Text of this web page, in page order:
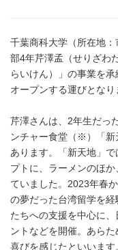
千葉商科大学（所在地
部4年芹澤孟（せりざわ
らいけん）」の事業を
オープンする運びとなり
芹澤さんは、2年生だっ
ンチャー食堂（※）「新
あります。「新天地」
プトに、ラーメンのほ
ていました。2023年春
の夢だった台湾留学を
たちへの支援を中心に
ントなどを開催。あら
喜びを感じたといいま